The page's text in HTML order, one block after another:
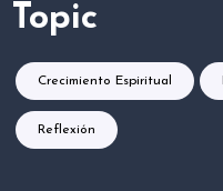
Topic
Crecimiento Espiritual
Reflexión